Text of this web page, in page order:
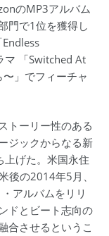
のMP3アルバム
門で1位を獲得し
マ 「Switched At
」でフィーチャ
トーリー性のある
ジックからなる新
上げた。米国永住
後の2014年5月、
アルバムをリリ
ドとビート志向の
合させるというこ